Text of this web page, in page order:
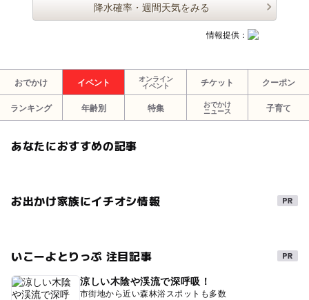
降水確率・週間天気をみる
情報提供：
おでかけ イベント
オンライン
イベント
チケット クーポン
ランキング 年齢別 特集
おでかけ
ニュース
子育て
あなたにおすすめの記事
お出かけ家族にイチオシ情報
いこーよとりっぷ 注目記事
涼しい木陰や渓流で深呼吸！
市街地から近い森林浴スポットも多数